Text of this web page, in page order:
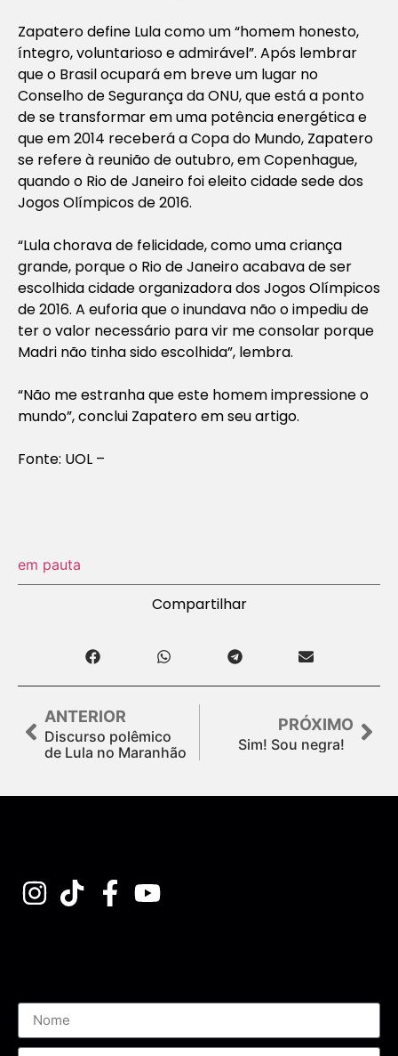
Zapatero define Lula como um “homem honesto,
íntegro, voluntarioso e admirável”. Após lembrar
que o Brasil ocupará em breve um lugar no
Conselho de Segurança da ONU, que está a ponto
de se transformar em uma potência energética e
que em 2014 receberá a Copa do Mundo, Zapatero
se refere à reunião de outubro, em Copenhague,
quando o Rio de Janeiro foi eleito cidade sede dos
Jogos Olímpicos de 2016.
“Lula chorava de felicidade, como uma criança
grande, porque o Rio de Janeiro acabava de ser
escolhida cidade organizadora dos Jogos Olímpicos
de 2016. A euforia que o inundava não o impediu de
ter o valor necessário para vir me consolar porque
Madri não tinha sido escolhida”, lembra.
“Não me estranha que este homem impressione o
mundo”, conclui Zapatero em seu artigo.
Fonte: UOL –
em pauta
Compartilhar
ANTERIOR
Discurso polêmico
de Lula no Maranhão
PRÓXIMO
Sim! Sou negra!